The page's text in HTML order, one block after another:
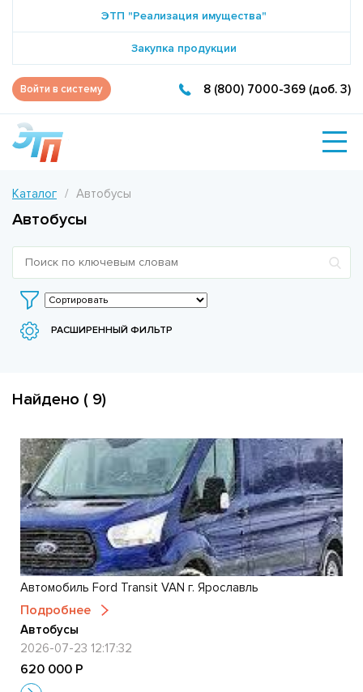
ЭТП "Реализация имущества"
Закупка продукции
Войти в систему 8 (800) 7000-369 (доб. 3)
Каталог Автобусы
Автобусы
РАСШИРЕННЫЙ ФИЛЬТР
Найдено ( 9)
Автомобиль Ford Transit VAN г. Ярославль
Подробнее
Автобусы
2026-07-23 12:17:32
620 000 Р